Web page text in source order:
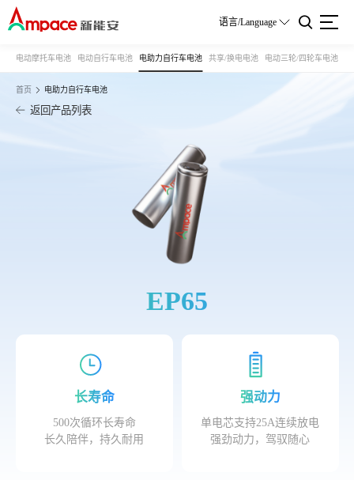
语言/Language
电动摩托车电池 电动自行车电池 电助力自行车电池 共享/换电电池 电动三轮/四轮车电池
首页 电助力自行车电池
返回产品列表
EP65
长寿命
500次循环长寿命
长久陪伴，持久耐用
强动力
单电芯支持25A连续放电
强劲动力，驾驭随心